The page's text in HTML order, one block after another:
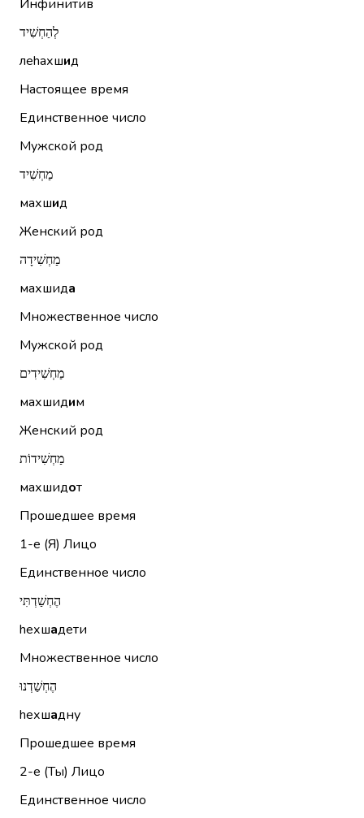
Инфинитив
לְהַחְשִׁיד
леhахшид
Настоящее время
Единственное число
Мужской род
מַחְשִׁיד
махшид
Женский род
מַחְשִׁידָה
махшида
Множественное число
Мужской род
מַחְשִׁידִים
махшидим
Женский род
מַחְשִׁידוֹת
махшидот
Прошедшее время
1-е (Я) Лицо
Единственное число
הֶחְשַׁדְתִּי
hехшадети
Множественное число
הֶחְשַׁדְנוּ
hехшадну
Прошедшее время
2-е (Ты) Лицо
Единственное число